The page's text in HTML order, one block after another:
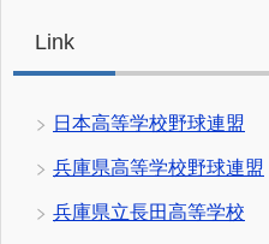
Link
日本高等学校野球連盟
兵庫県高等学校野球連盟
兵庫県立長田高等学校